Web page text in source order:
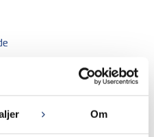
Om
bededag